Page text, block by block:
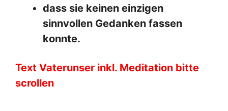
dass sie keinen einzigen
sinnvollen Gedanken fassen
konnte.
Text Vaterunser inkl. Meditation bitte
scrollen